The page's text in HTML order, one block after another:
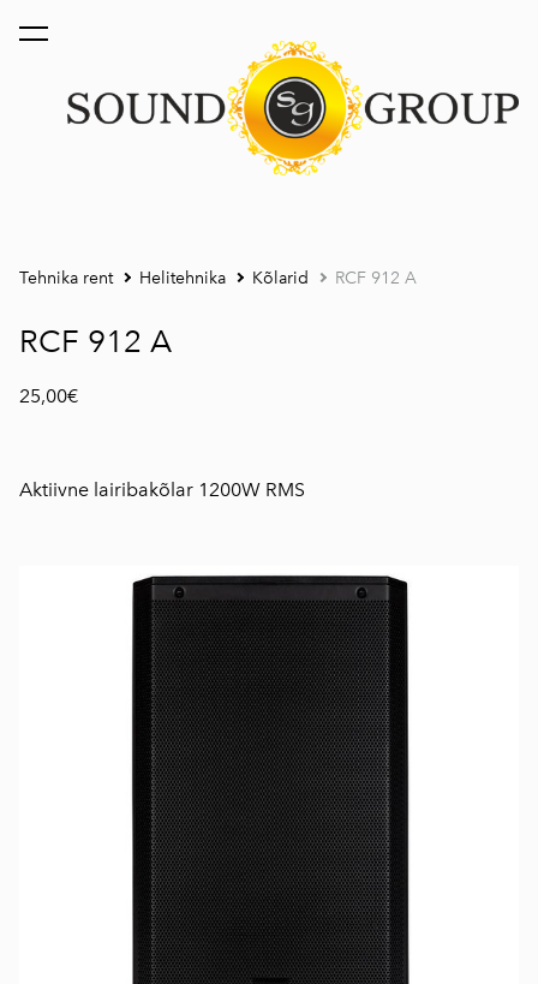
lisati ostukorvi. Vaata ostukorvi
Tehnika rent Helitehnika Kõlarid RCF 912 A
RCF 912 A
25,00€
Aktiivne lairibakõlar 1200W RMS